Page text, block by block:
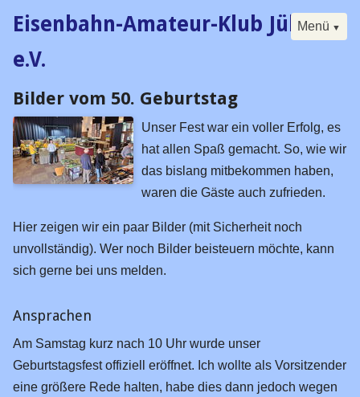
Menü
Eisenbahn-Amateur-Klub Jülich
e.V.
Navigation
Start
Der Klub
Buch
Forum
Besucherfahrtag
Seminare
Historisches
Bücherei
Bilder vom 50. Geburtstag
Unser Fest war ein voller Erfolg, es
hat allen Spaß gemacht. So, wie wir
das bislang mitbekommen haben,
waren die Gäste auch zufrieden.
Hier zeigen wir ein paar Bilder (mit Sicherheit noch
unvollständig). Wer noch Bilder beisteuern möchte, kann
sich gerne bei uns melden.
Ansprachen
Am Samstag kurz nach 10 Uhr wurde unser
Geburtstagsfest offiziell eröffnet. Ich wollte als Vorsitzender
eine größere Rede halten, habe dies dann jedoch wegen